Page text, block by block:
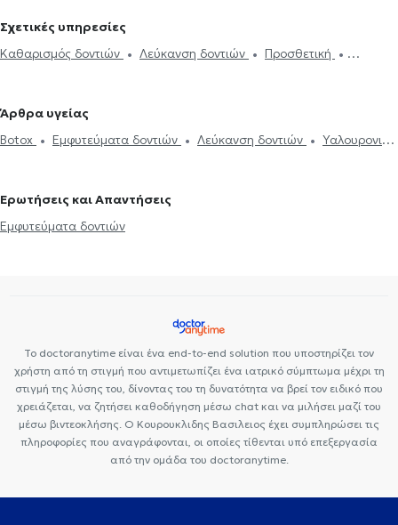
Σχετικές υπηρεσίες
Καθαρισμός δοντιών
Λεύκανση δοντιών
Προσθετική
Απονεύρωση
στοματίτιδα
Υαλουρονικό Οξύ - Fillers Όψεις ρητίνης
Όψεις
Άρθρα υγείας
Botox
Εμφυτεύματα δοντιών Λεύκανση δοντιών
Υαλουρονικό
Ερωτήσεις και Απαντήσεις
Εμφυτεύματα δοντιών
Το doctoranytime είναι ένα end-to-end solution που υποστηρίζει τον
χρήστη από τη στιγμή που αντιμετωπίζει ένα ιατρικό σύμπτωμα μέχρι τη
στιγμή της λύσης του, δίνοντας του τη δυνατότητα να βρεί τον ειδικό που
χρειάζεται, να ζητήσει καθοδήγηση μέσω chat και να μιλήσει μαζί του
μέσω βιντεοκλήσης. Ο Κουρουκλιδης Βασιλειος έχει συμπληρώσει τις
πληροφορίες που αναγράφονται, οι οποίες τίθενται υπό επεξεργασία
από την ομάδα του doctoranytime.